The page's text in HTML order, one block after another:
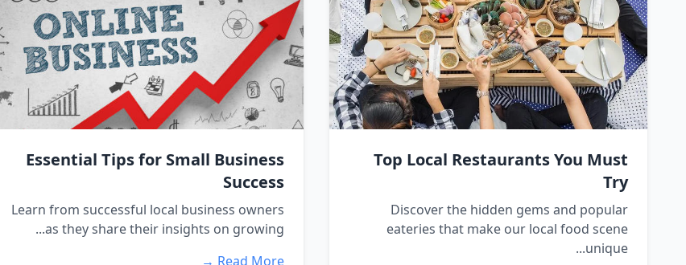
Top Local Restaurants You Must
Try
Discover the hidden gems and popular
eateries that make our local food scene
unique...
Essential Tips for Small Business
Success
Learn from successful local business owners
as they share their insights on growing...
Read More →